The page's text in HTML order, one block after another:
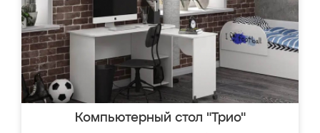
Компьютерный стол "Трио"